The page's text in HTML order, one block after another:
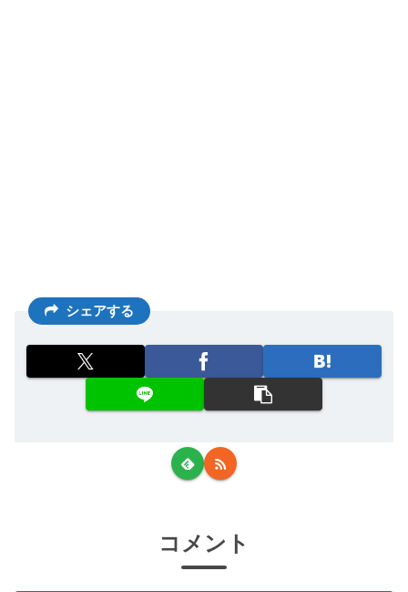
シェアする
コメント